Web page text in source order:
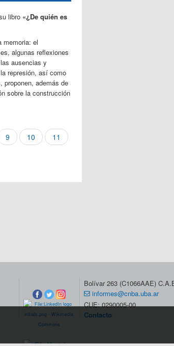
libro «¿De quién es
memoria: el
algunas reflexiones
ausencias y
represión, así como
proponen, además de
sobre la construcción
9 10
11
Bolívar 263 (C1066AAE)
informes@cnba.uba.ar
CUE: 0290005-00
Contacto